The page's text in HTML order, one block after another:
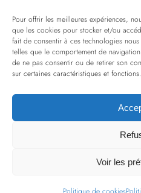
Pour offrir les meilleures expériences,
que les cookies pour stocker et/ou
fait de consentir à ces technologies
telles que le comportement de
de ne pas consentir ou de retirer son
sur certaines caractéristiques et fonctions.
Voir les
SOMMAIRE
Créations verre sur
La sélection Prescott
Services
Politique de